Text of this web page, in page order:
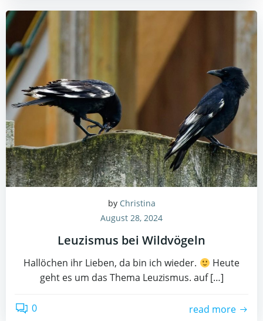
by Christina
August 28, 2024
Leuzismus bei Wildvögeln
Hallöchen ihr Lieben, da bin ich wieder.
Heute
geht es um das Thema Leuzismus. auf […]
0 read more